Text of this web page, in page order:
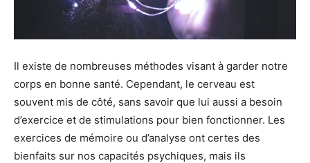
Il existe de nombreuses méthodes visant à garder notre
corps en bonne santé. Cependant, le cerveau est
souvent mis de côté, sans savoir que lui aussi a besoin
d’exercice et de stimulations pour bien fonctionner. Les
exercices de mémoire ou d’analyse ont certes des
bienfaits sur nos capacités psychiques, mais ils